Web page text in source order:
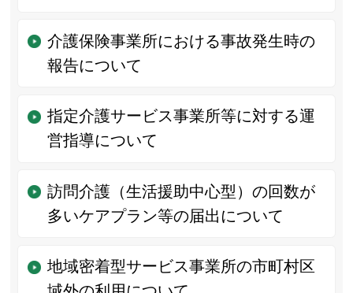
介護保険事業所における事故発生時の
報告について
指定介護サービス事業所等に対する運
営指導について
訪問介護（生活援助中心型）の回数が
多いケアプラン等の届出について
地域密着型サービス事業所の市町村区